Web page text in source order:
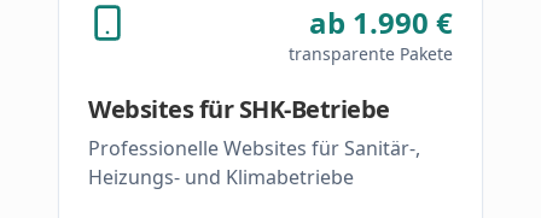
ab 1.990 €
transparente Pakete
Websites für SHK-Betriebe
Professionelle Websites für Sanitär-,
Heizungs- und Klimabetriebe